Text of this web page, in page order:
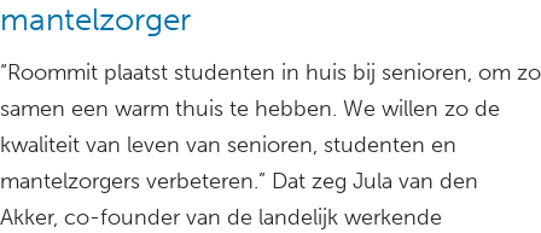
mantelzorger
“Roommit plaatst studenten in huis bij senioren, om zo
samen een warm thuis te hebben. We willen zo de
kwaliteit van leven van senioren, studenten en
mantelzorgers verbeteren.” Dat zeg Jula van den
Akker, co-founder van de landelijk werkende